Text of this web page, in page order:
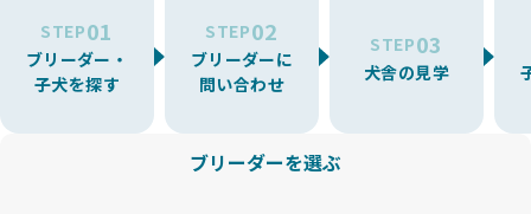
BreederFamiliesでは、アニマルウェルフェアを最優先に考
えた6つの絶対基準と12の総合基準を設定しています。これに
ことを徹底しています。
BreederFamiliesでは、以下の6項目を必須条件とし、これら
たりストレスを抱えたりするリスクが高まります。
「少数の犬種に集中」の詳細はこちら
すが、無計画な交配には健康リスクが伴います。異なる犬種
の特徴を持つことで予測しにくい健康問題が発生する可能性
が高く、診断や治療も複雑化する場合があります。また、ミ
STEP01
ブリーダー・
子犬を探す
STEP02
ブリーダーに
問い合わせ
STEP03
犬舎の見学
ブリーダーを選ぶ